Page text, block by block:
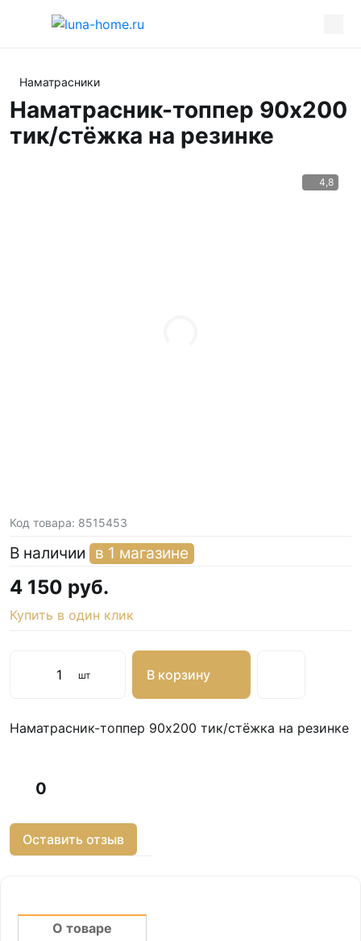
Наматрасники
Наматрасник-топпер 90х200
тик/стёжка на резинке
4,8
Код товара: 8515453
В наличии в 1 магазине
4 150 руб.
Купить в один клик
шт В корзину
Наматрасник-топпер 90х200 тик/стёжка на резинке
0
Оставить отзыв
О товаре